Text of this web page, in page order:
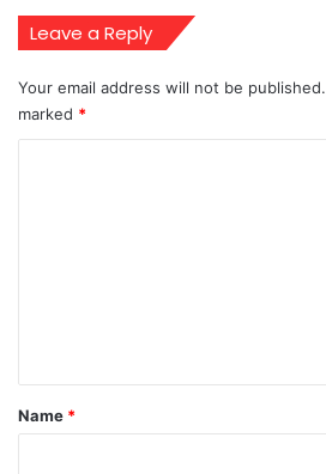
Leave a Reply
Your email address will not be published.
marked *
*
Name *